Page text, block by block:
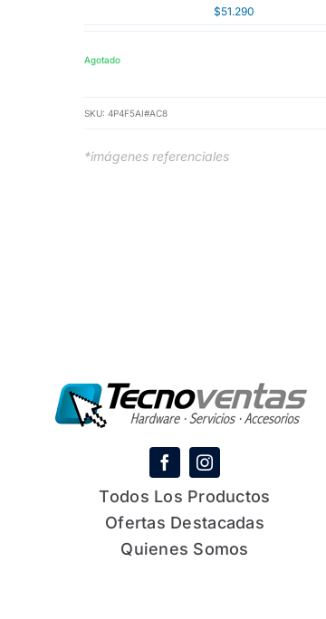
$51.290
Agotado
SKU: 4P4F5AI#AC8
*imágenes referenciales
Todos Los Productos
Ofertas Destacadas
Quienes Somos